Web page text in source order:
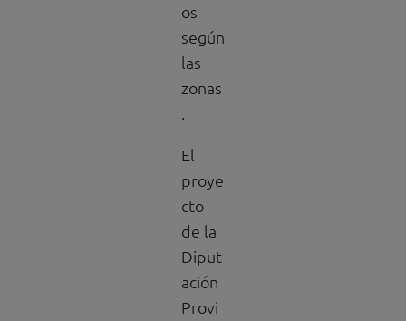
os
según
las
zonas
.
El
proye
cto
de la
Diput
ación
Provi